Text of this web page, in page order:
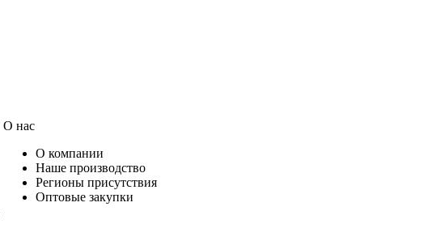
О нас
О компании
Наше производство
Регионы присутствия
Оптовые закупки